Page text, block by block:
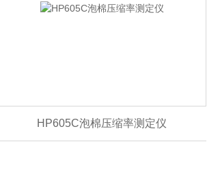
HP605C泡棉压缩率测定仪